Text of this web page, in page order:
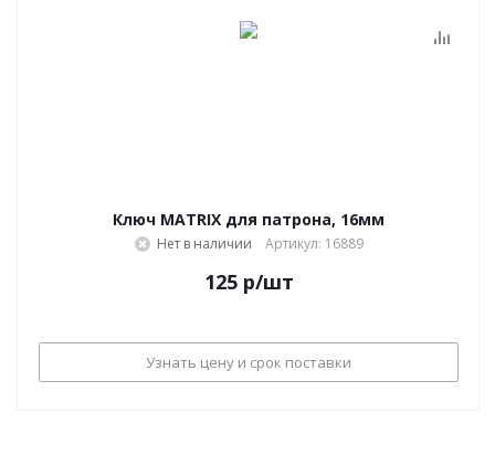
Ключ MATRIX для патрона, 16мм
Нет в наличии Артикул: 16889
125р/шт
Узнать цену и срок поставки